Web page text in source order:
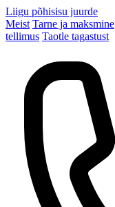
Liigu põhisisu juurde
Meist Tarne ja maksmine
tellimus Taotle tagastust